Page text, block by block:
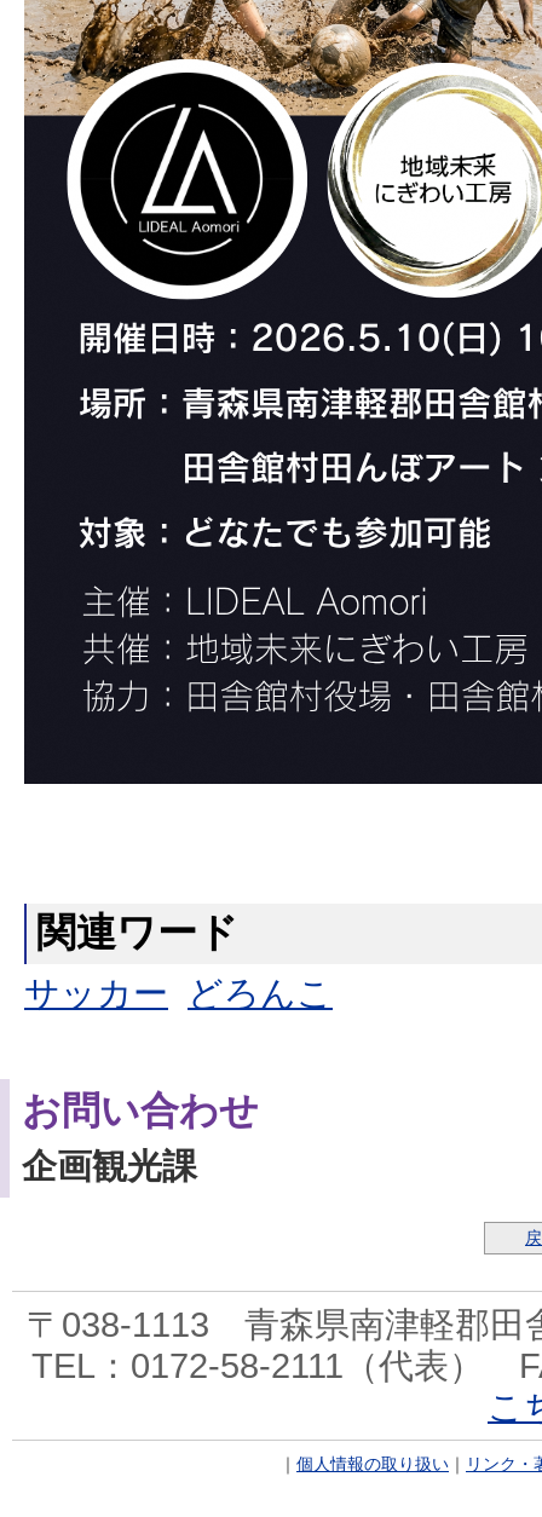
関連ワード
サッカー どろんこ
お問い合わせ
企画観光課
〒038-1113 青森県南津軽郡田
TEL：0172-58-2111（代表）
こ
｜ 個人情報の取り扱い ｜ リンク・